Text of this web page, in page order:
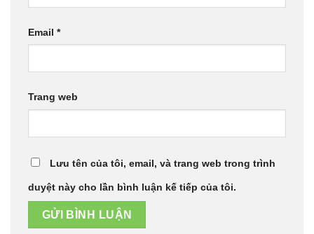
Email *
Trang web
Lưu tên của tôi, email, và trang web trong trình
duyệt này cho lần bình luận kế tiếp của tôi.